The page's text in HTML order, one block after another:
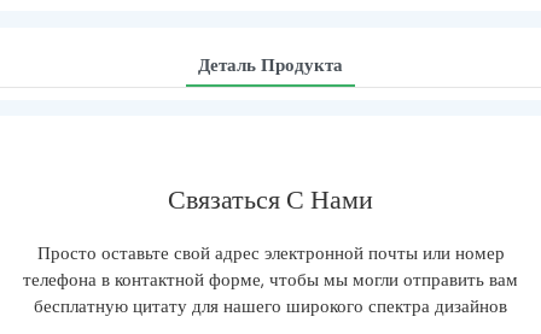
Деталь Продукта
Связаться С Нами
Просто оставьте свой адрес электронной почты или номер
телефона в контактной форме, чтобы мы могли отправить вам
бесплатную цитату для нашего широкого спектра дизайнов